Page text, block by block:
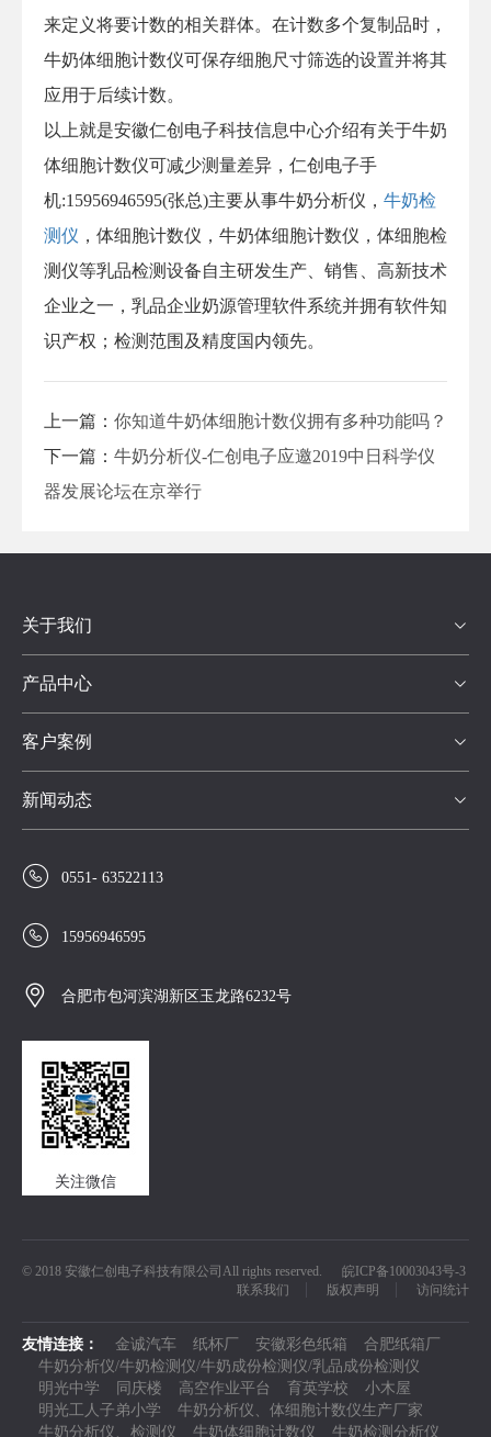
来定义将要计数的相关群体。在计数多个复制品时，
牛奶体细胞计数仪可保存细胞尺寸筛选的设置并将其
应用于后续计数。
以上就是安徽仁创电子科技信息中心介绍有关于牛奶
体细胞计数仪可减少测量差异，仁创电子手
机:15956946595(张总)主要从事牛奶分析仪， 牛奶检
测仪 ，体细胞计数仪，牛奶体细胞计数仪，体细胞检
测仪等乳品检测设备自主研发生产、销售、高新技术
企业之一，乳品企业奶源管理软件系统并拥有软件知
识产权；检测范围及精度国内领先。
上一篇： 你知道牛奶体细胞计数仪拥有多种功能吗？
下一篇： 牛奶分析仪-仁创电子应邀2019中日科学仪
器发展论坛在京举行
关于我们 
产品中心 
客户案例 
新闻动态 
 0551- 63522113
 15956946595
 合肥市包河滨湖新区玉龙路6232号
关注微信
© 2018 安徽仁创电子科技有限公司All rights reserved.
皖ICP备10003043号-3
联系我们
版权声明 访问统计
友情连接： 金诚汽车 纸杯厂 安徽彩色纸箱
合肥纸箱厂
牛奶分析仪/牛奶检测仪/牛奶成份检测仪/乳品成份检测仪
明光中学
同庆楼 高空作业平台 育英学校
小木屋
明光工人子弟小学
牛奶分析仪、体细胞计数仪生产厂家
牛奶分析仪、检测仪
牛奶体细胞计数仪 牛奶检测分析仪